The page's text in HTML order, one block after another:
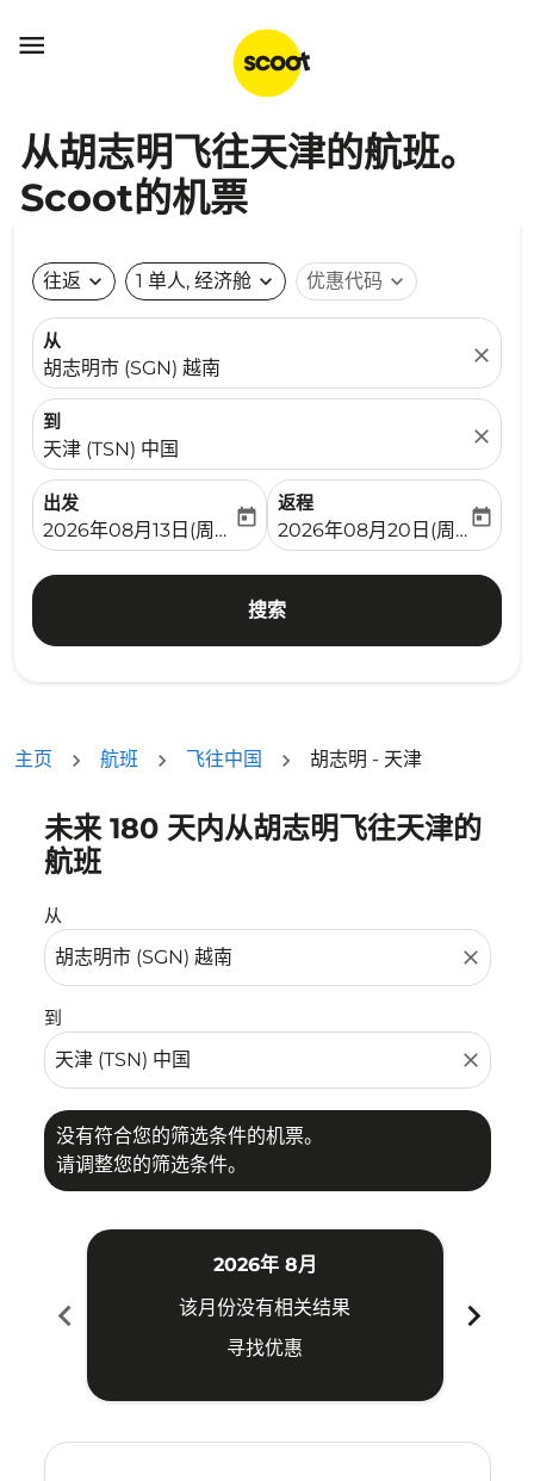

从胡志明飞往天津的航班。
Scoot的机票
往返 expand_more 1 单人, 经济舱 expand_more 优惠代码 expand_more
从
胡志明市 (SGN) 越南
close
到
天津 (TSN) 中国
close
出发
fc-booking-departure-date-aria-label
2026年08月13日(周四)
today
返程
fc-booking-return-date-
2026年08月20日(周四)
today
搜索
主页 航班 飞往中国 胡志明 - 天津
未来 180 天内从胡志明飞往天津的
航班
从
close
到
close
没有符合您的筛选条件的机票。
请调整您的筛选条件。
没有符合您的筛选条件的机票。请调整您的筛选条件。
chevron_left
2026年 8月
该月份没有相关结果
寻找优惠
chevron_right